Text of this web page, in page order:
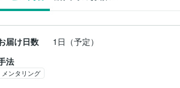
届け日数
1日（予定）
法
メンタリング